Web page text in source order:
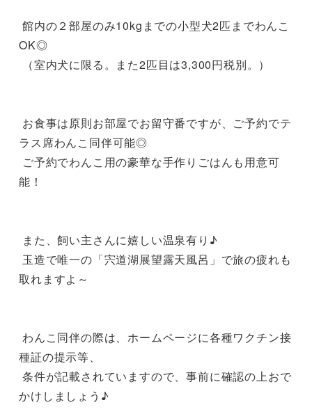
OK◎
ラス席わんこ同伴可能◎
能！
取れますよ～
種証の提示等、
かけしましょう♪